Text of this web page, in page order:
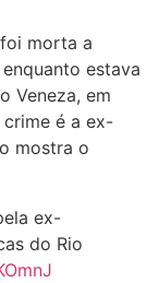
morta a
estava
Veneza, em
crime é a ex-
mostra o
ex-
do Rio